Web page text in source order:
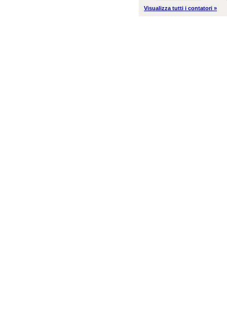
Visualizza tutti i contatori »